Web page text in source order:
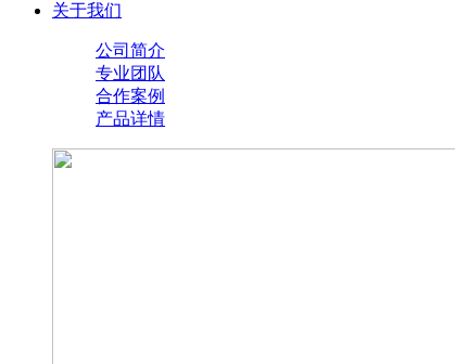
关于我们
公司简介
专业团队
合作案例
产品详情